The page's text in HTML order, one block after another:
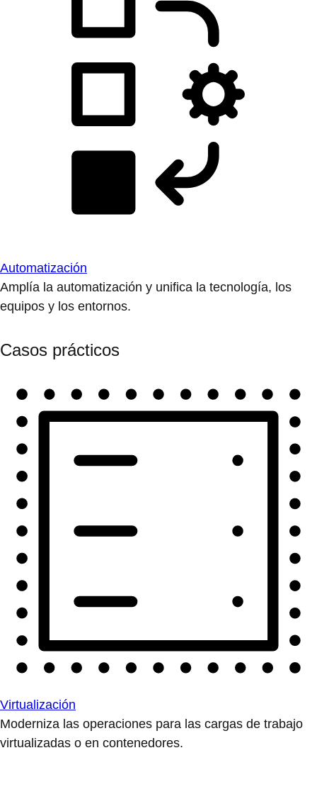
Automatización
Amplía la automatización y unifica la tecnología, los
equipos y los entornos.
Casos prácticos
Virtualización
Moderniza las operaciones para las cargas de trabajo
virtualizadas o en contenedores.